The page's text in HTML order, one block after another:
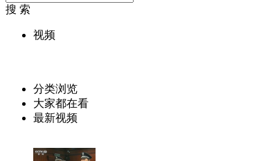
搜 索
视频
分类浏览
大家都在看
最新视频